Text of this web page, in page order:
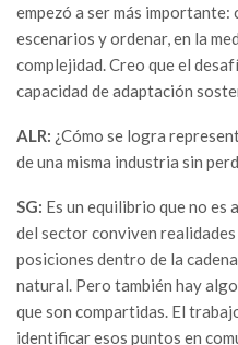
empezó a ser más
escenarios y ordenar, en la
complejidad. Creo que el
capacidad de adaptación
ALR: ¿Cómo se logra
de una misma industria sin
SG: Es un equilibrio que no
del sector conviven
posiciones dentro de la
natural. Pero también hay
que son compartidas. El
identificar esos puntos en